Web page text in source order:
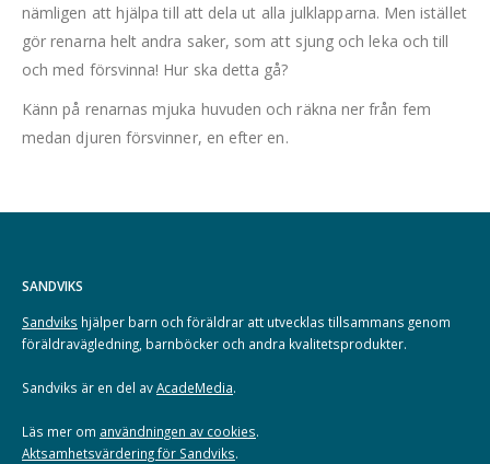
nämligen att hjälpa till att dela ut alla julklapparna. Men istället
gör renarna helt andra saker, som att sjung och leka och till
och med försvinna! Hur ska detta gå?
Känn på renarnas mjuka huvuden och räkna ner från fem
medan djuren försvinner, en efter en.
SANDVIKS
Sandviks hjälper barn och föräldrar att utvecklas tillsammans genom
föräldravägledning, barnböcker och andra kvalitetsprodukter.
Sandviks är en del avAcadeMedia.
Läs mer om användningen av cookies.
Aktsamhetsvärdering för Sandviks.